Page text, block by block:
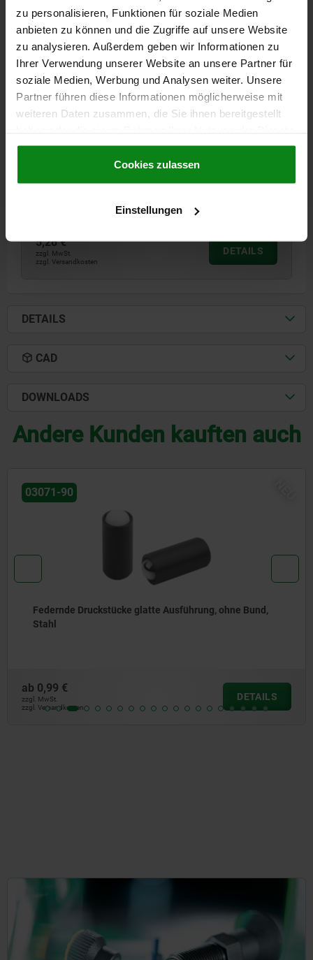
zu personalisieren, Funktionen für soziale Medien
anbieten zu können und die Zugriffe auf unsere Website
zu analysieren. Außerdem geben wir Informationen zu
Ihrer Verwendung unserer Website an unsere Partner für
soziale Medien, Werbung und Analysen weiter. Unsere
Partner führen diese Informationen möglicherweise mit
weiteren Daten zusammen, die Sie ihnen bereitgestellt
gesammelt haben.Cookie Richtlinien
Datenschutz|AGB
Cookies zulassen
Einstellungen
SCHUTZSTOPFEN MIT INNENSECHSKANT, MIT O-
RING, FORM:B, G=M20 L=35, ALUMINIUM,
AUSFÜHRUNG 2=MIT O-RING DURCHMESSER=21
G=M20 LÄNGE=35 L1=19 SW=5
03150-11-2102035
5,28 €
zzgl. MwSt.
zzgl. Versandkosten
DETAILS
DETAILS
CAD
DOWNLOADS
Andere Kunden kauften auch
03072-20
Federnde Druckstücke zum Einpressen, ohne Bund,
ab
zzgl. Versandkosten